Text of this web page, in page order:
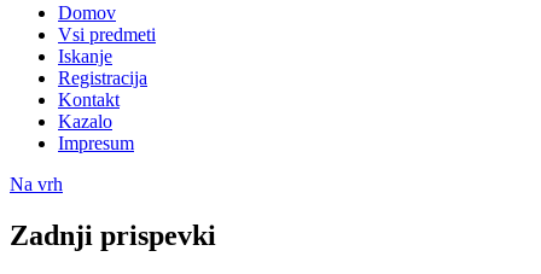
Domov
Vsi predmeti
Iskanje
Registracija
Kontakt
Kazalo
Impresum
Na vrh
Zadnji prispevki